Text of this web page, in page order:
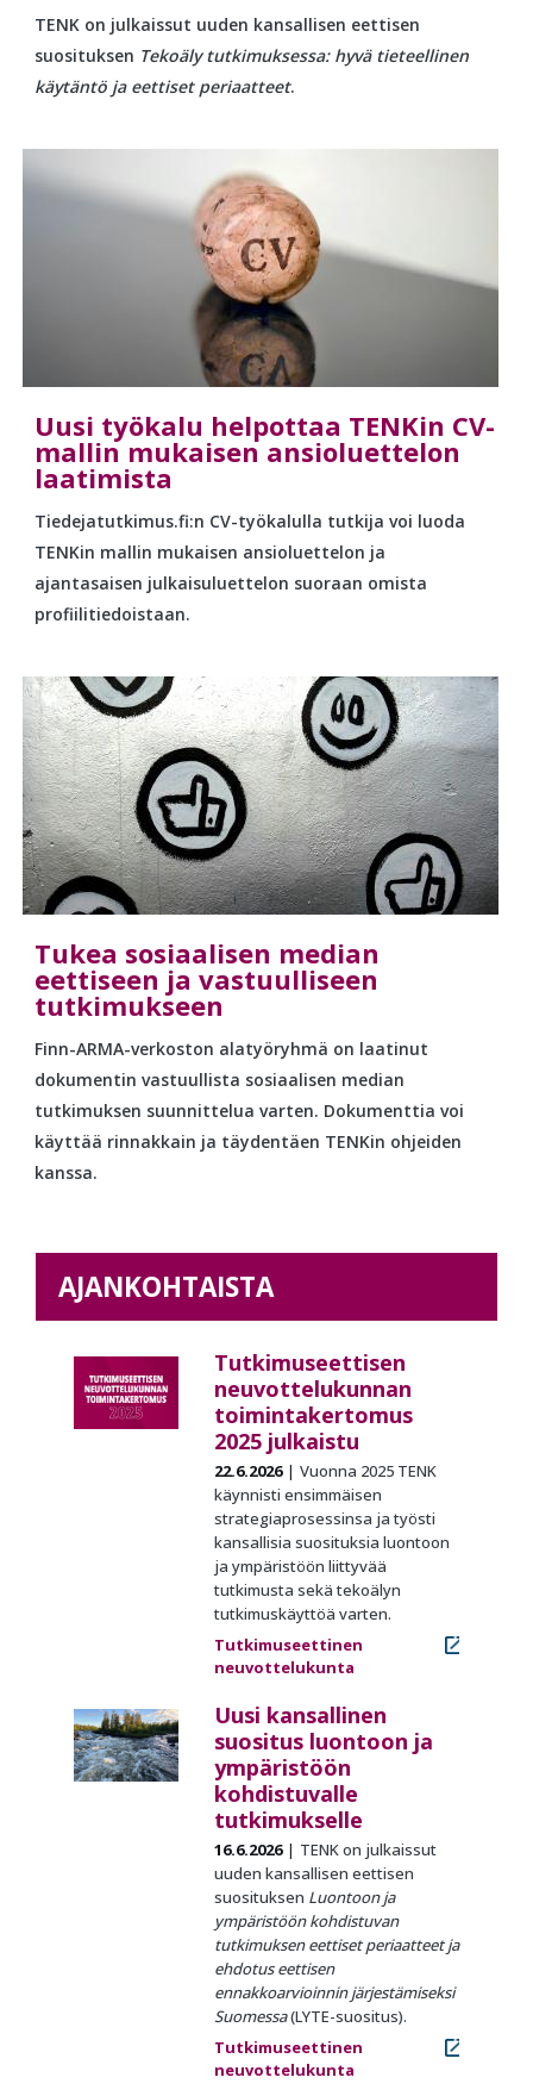
TENK on julkaissut uuden kansallisen eettisen
suosituksen Tekoäly tutkimuksessa: hyvä tieteellinen
käytäntö ja eettiset periaatteet.
Uusi työkalu helpottaa TENKin CV-
mallin mukaisen ansioluettelon
laatimista
Tiedejatutkimus.fi:n CV-työkalulla tutkija voi luoda
TENKin mallin mukaisen ansioluettelon ja
ajantasaisen julkaisuluettelon suoraan omista
profiilitiedoistaan.
Tukea sosiaalisen median
eettiseen ja vastuulliseen
tutkimukseen
Finn-ARMA-verkoston alatyöryhmä on laatinut
dokumentin vastuullista sosiaalisen median
tutkimuksen suunnittelua varten. Dokumenttia voi
käyttää rinnakkain ja täydentäen TENKin ohjeiden
kanssa.
AJANKOHTAISTA
Tutkimuseettisen
neuvottelukunnan
toimintakertomus
2025 julkaistu
22.6.2026
Vuonna 2025 TENK
käynnisti ensimmäisen
strategiaprosessinsa ja työsti
kansallisia suosituksia luontoon
ja ympäristöön liittyvää
tutkimusta sekä tekoälyn
tutkimuskäyttöä varten.
Tutkimuseettinen
neuvottelukunta
Uusi kansallinen
suositus luontoon ja
ympäristöön
kohdistuvalle
tutkimukselle
16.6.2026
TENK on julkaissut
uuden kansallisen eettisen
suosituksen Luontoon ja
ympäristöön kohdistuvan
tutkimuksen eettiset periaatteet ja
ehdotus eettisen
ennakkoarvioinnin järjestämiseksi
Suomessa(LYTE-suositus).
Tutkimuseettinen
neuvottelukunta